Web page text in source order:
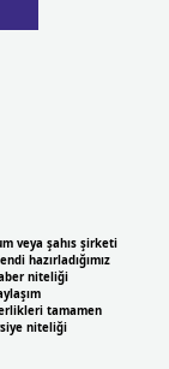
veya şahıs şirketi
hazırladığımız
niteliği
tamamen
niteliği